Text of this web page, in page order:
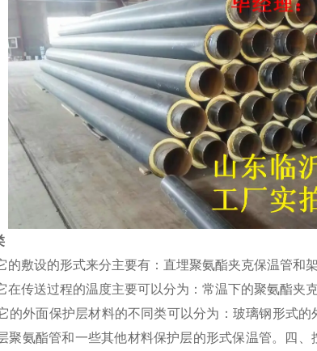
敷设的形式来分主要有：直埋聚氨酯夹克保温管和
传送过程的温度主要可以分为：常温下的聚氨酯夹
外面保护层材料的不同类可以分为：玻璃钢形式的
聚氨酯管和一些其他材料保护层的形式保温管。四